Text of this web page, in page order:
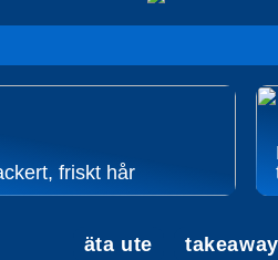
friskt hår
äta ute takeaway